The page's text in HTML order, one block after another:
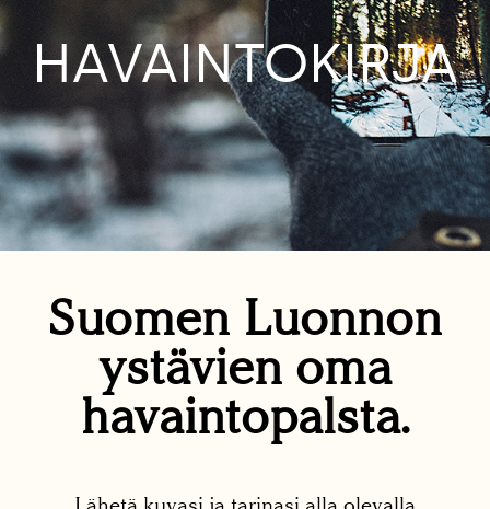
HAVAINTOKIRJA
Suomen Luonnon
ystävien oma
havaintopalsta.